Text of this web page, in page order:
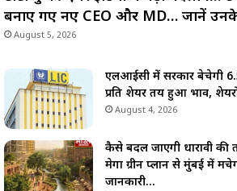
बनाए गए नए CEO और MD… जानें
August 5, 2026
एलआईसी में सरकार बेचेगी
प्रति शेयर तय हुआ भाव,
August 4, 2026
कैसे बदल जाएगी धारावी की
मेगा ग्रीन प्लान से मुंबई में
जानकारी…